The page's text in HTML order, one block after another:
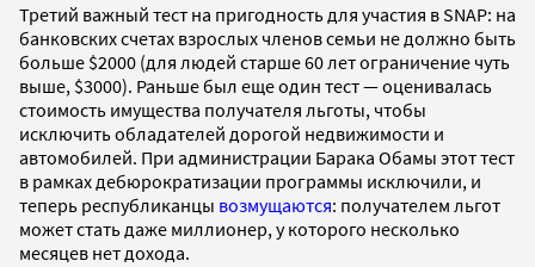
Третий важный тест на пригодность для участия в SNAP: на
банковских счетах взрослых членов семьи не должно быть
больше $2000 (для людей старше 60 лет ограничение чуть
выше, $3000). Раньше был еще один тест — оценивалась
стоимость имущества получателя льготы, чтобы
исключить обладателей дорогой недвижимости и
автомобилей. При администрации Барака Обамы этот тест
в рамках дебюрократизации программы исключили, и
теперь республиканцы возмущаются: получателем льгот
может стать даже миллионер, у которого несколько
месяцев нет дохода.